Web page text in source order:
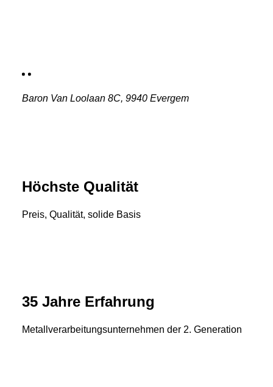
Baron Van Loolaan 8C, 9940 Evergem
Höchste Qualität
Preis, Qualität, solide Basis
35 Jahre Erfahrung
Metallverarbeitungsunternehmen der 2. Generation